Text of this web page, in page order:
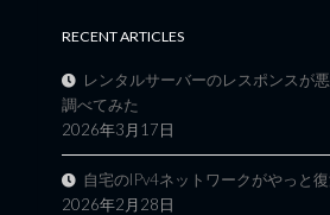
RECENT ARTICLES
レンタルサーバーのレスポンスが
調べてみた
2026年3月17日
自宅のIPv4ネットワークがやっと
2026年2月28日